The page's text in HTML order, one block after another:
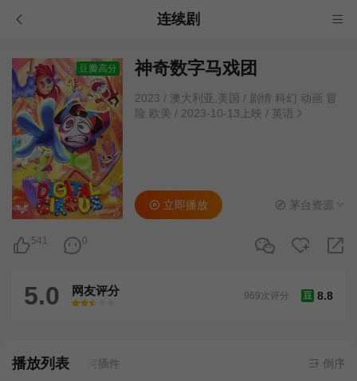
连续剧
豆瓣高分 神奇数字马戏团
2023 / 澳大利亚,美国 / 剧情 科幻 动画 冒
险 欧美 / 2023-10-13上映 / 英语
541 0
立即播放 茅台资源
5.0 网友评分
很差
较差还行推荐力荐
豆 8.8
969次评分
播放列表
- 无需安装任何插件 倒序